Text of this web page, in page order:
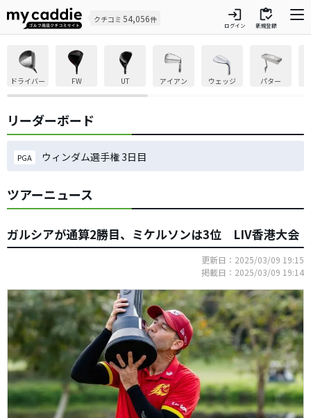
クチコミ 54,056件 login
ログイン
inventory
新規登録
ドライバー FW UT アイアン ウェッジ パター
リーダーボード
PGA ウィンダム選手権 3日目
ツアーニュース
ガルシアが通算2勝目、ミケルソンは3位 LIV香港大会
更新日：2025/03/09 19:15
掲載日：2025/03/09 19:14